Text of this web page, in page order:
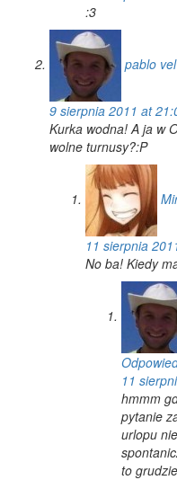
:3
pablo
9 sierpnia 2011 at
Kurka wodna! A ja w
wolne turnusy?:P
11 sierpnia
No ba! Kiedy
11
hmmm
pytanie
urlopu
to